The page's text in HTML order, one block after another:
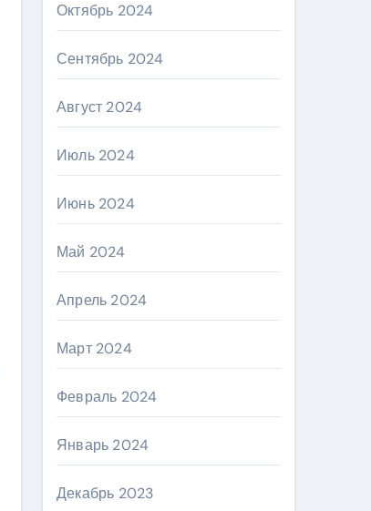
Октябрь 2024
Сентябрь 2024
Август 2024
Июль 2024
Июнь 2024
Май 2024
Апрель 2024
Март 2024
Февраль 2024
Январь 2024
Декабрь 2023